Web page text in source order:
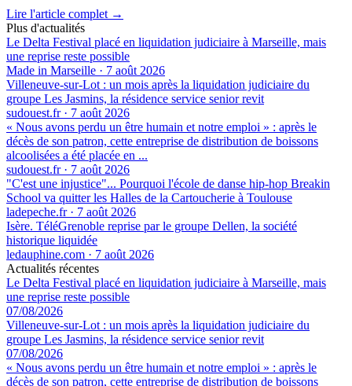
Lire l'article complet →
Plus d'actualités
Le Delta Festival placé en liquidation judiciaire à Marseille, mais
une reprise reste possible
Made in Marseille · 7 août 2026
Villeneuve-sur-Lot : un mois après la liquidation judiciaire du
groupe Les Jasmins, la résidence service senior revit
sudouest.fr· 7 août 2026
« Nous avons perdu un être humain et notre emploi » : après le
décès de son patron, cette entreprise de distribution de boissons
alcoolisées a été placée en ...
sudouest.fr· 7 août 2026
"C'est une injustice"... Pourquoi l'école de danse hip-hop Breakin
School va quitter les Halles de la Cartoucherie à Toulouse
ladepeche.fr· 7 août 2026
Isère. TéléGrenoble reprise par le groupe Dellen, la société
historique liquidée
ledauphine.com · 7 août 2026
Actualités récentes
Le Delta Festival placé en liquidation judiciaire à Marseille, mais
une reprise reste possible
07/08/2026
Villeneuve-sur-Lot : un mois après la liquidation judiciaire du
groupe Les Jasmins, la résidence service senior revit
07/08/2026
« Nous avons perdu un être humain et notre emploi » : après le
décès de son patron, cette entreprise de distribution de boissons